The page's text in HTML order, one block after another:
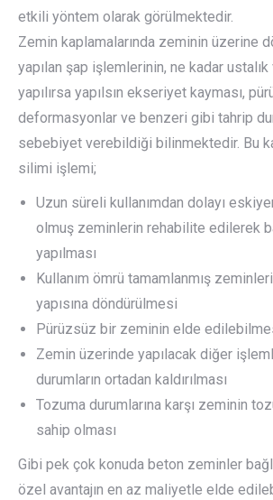
etkili yöntem olarak görülmektedir.
Zemin kaplamalarında zeminin üzerine
yapılan şap işlemlerinin, ne kadar
yapılırsa yapılsın ekseriyet kayması,
deformasyonlar ve benzeri gibi tahrip
sebebiyet verebildiği bilinmektedir. Bu
silimi işlemi;
Uzun süreli kullanımdan dolayı
olmuş zeminlerin rehabilite edilerek
yapılması
Kullanım ömrü tamamlanmış
yapısına döndürülmesi
Pürüzsüz bir zeminin elde
Zemin üzerinde yapılacak diğer
durumların ortadan kaldırılması
Tozuma durumlarına karşı zeminin
sahip olması
Gibi pek çok konuda beton zeminler
özel avantajın en az maliyetle elde